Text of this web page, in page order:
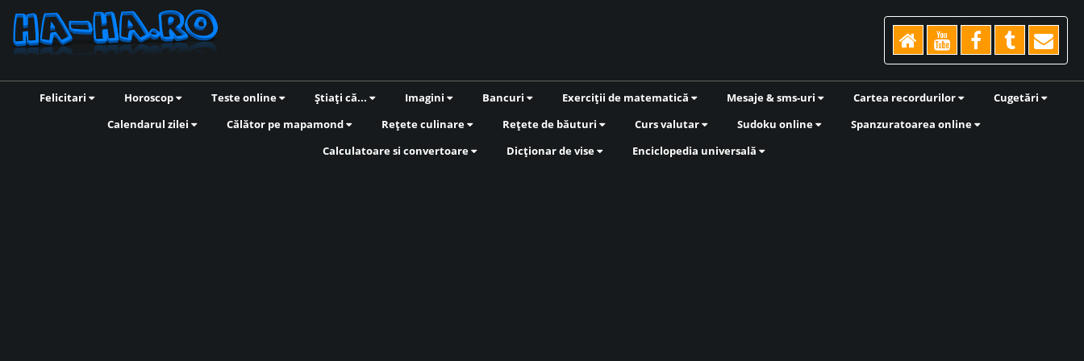
Felicitari Horoscop Teste online Știați că... Imagini Bancuri Exerciții de matematică Mesaje & sms-uri Cartea recordurilor
Cugetări
Calendarul zilei
Călător pe mapamond Rețete culinare Rețete de băuturi Curs valutar Sudoku online
Spanzuratoarea online
Calculatoare si convertoare
Dicționar de vise Enciclopedia universală